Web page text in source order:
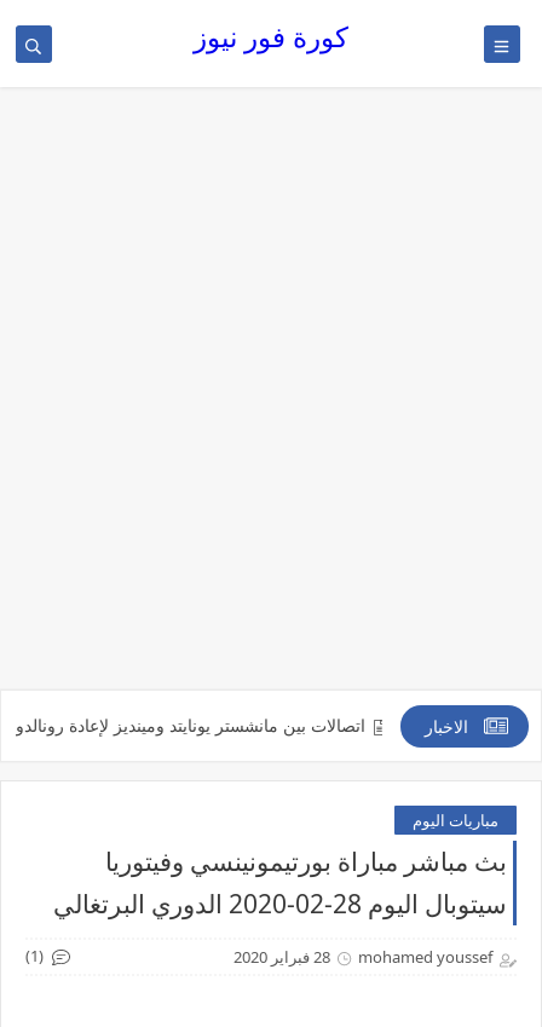
كورة فور نيوز
الاخبارفي يناير اتصالات بين مانشستر يونايتد ومينديز لإعادة رونالدو خطة
مباريات اليوم
بث مباشر مباراة بورتيمونينسي وفيتوريا
سيتوبال اليوم 28-02-2020 الدوري البرتغالي
mohamed youssef 28 فبراير 2020 (1)